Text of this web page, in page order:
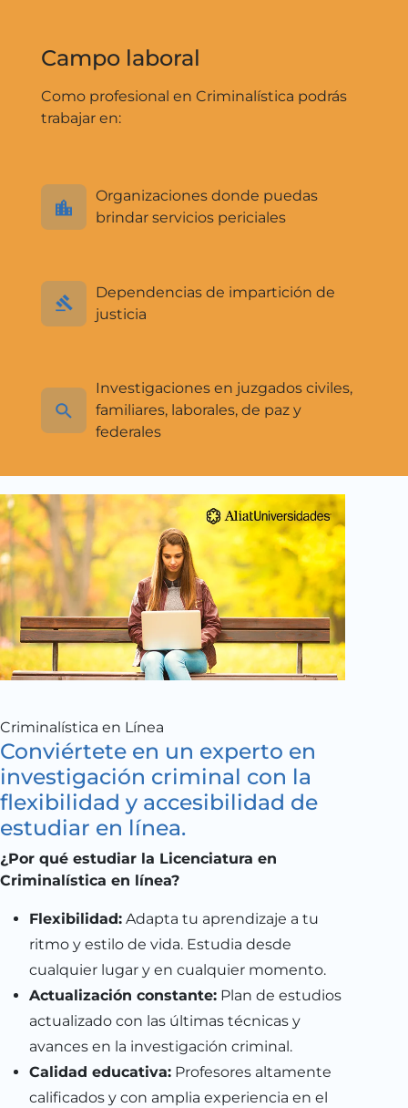
Campo laboral
Como profesional en Criminalística podrás
trabajar en:
Organizaciones donde puedas
brindar servicios periciales
Dependencias de impartición de
justicia
Investigaciones en juzgados civiles,
familiares, laborales, de paz y
federales
Criminalística en Línea
Conviértete en un experto en
investigación criminal con la
flexibilidad y accesibilidad de
estudiar en línea.
¿Por qué estudiar la Licenciatura en
Criminalística en línea?
Flexibilidad: Adapta tu aprendizaje a tu
ritmo y estilo de vida. Estudia desde
cualquier lugar y en cualquier momento.
Actualización constante: Plan de estudios
actualizado con las últimas técnicas y
avances en la investigación criminal.
Calidad educativa: Profesores altamente
calificados y con amplia experiencia en el